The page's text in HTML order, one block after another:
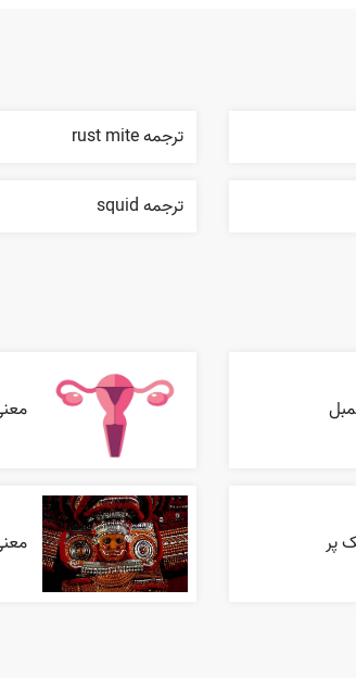
ترجمه rust mite
ترجمه squid
پر